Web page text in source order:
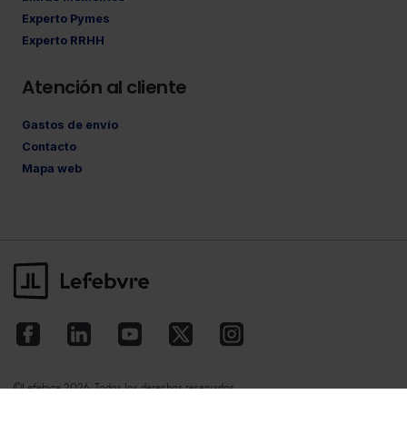
Experto Pymes
Experto RRHH
Atención al cliente
Gastos de envío
Contacto
Mapa web
©Lefebvre2026. Todos los derechos reservados.